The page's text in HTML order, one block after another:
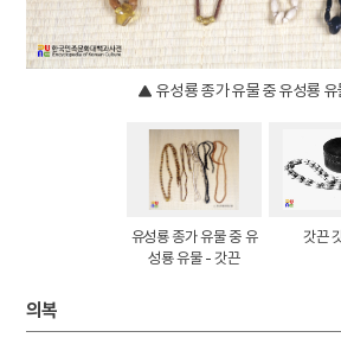
10 마령
유성룡 종가 유물 중 유성룡
유성룡 종가 유물 중 유
성룡 유물 - 갓끈
갓끈
의복